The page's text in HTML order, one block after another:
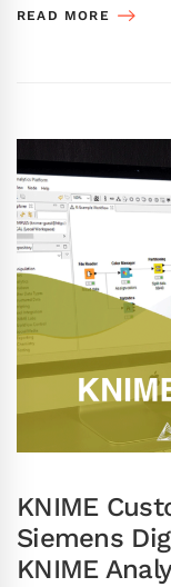
READ MORE
KNIME
Siemens
KNIME